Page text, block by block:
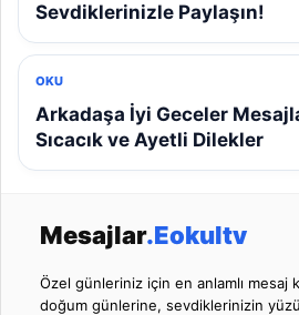
Sevdiklerinizle Paylaşın!
OKU
Arkadaşa İyi Geceler
Sıcacık ve Ayetli Dilekler
Mesajlar.Eokultv
Özel günleriniz için en anlamlı mesaj
doğum günlerine, sevdiklerinizin